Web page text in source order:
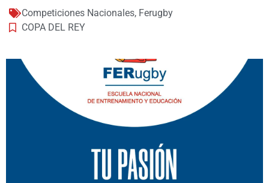
Competiciones Nacionales, Ferugby
COPA DEL REY